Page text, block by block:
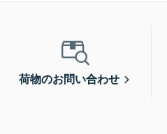
荷物のお問い合わせ